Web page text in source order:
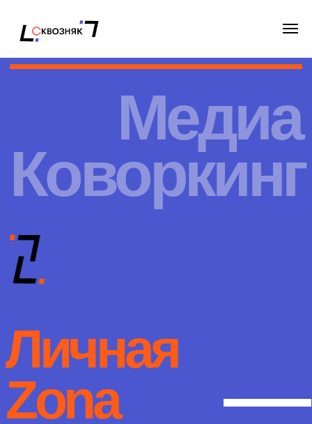
Медиа
Коворкинг
Личная
Zona
Творчества
бесплатный доступ к
бронированию сети студии
день в день и скидку на